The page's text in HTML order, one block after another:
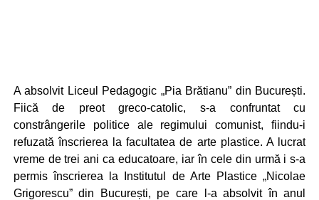
A absolvit Liceul Pedagogic „Pia Brătianu” din București.
Fiică de preot greco-catolic, s-a confruntat cu
constrângerile politice ale regimului comunist, fiindu-i
refuzată înscrierea la facultatea de arte plastice. A lucrat
vreme de trei ani ca educatoare, iar în cele din urmă i s-a
permis înscrierea la Institutul de Arte Plastice „Nicolae
Grigorescu” din București, pe care l-a absolvit în anul